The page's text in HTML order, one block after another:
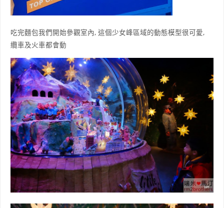
吃完麵包我們開始參觀室內, 這個少女峰區域的動態模型很可愛,
纜車及火車都會動